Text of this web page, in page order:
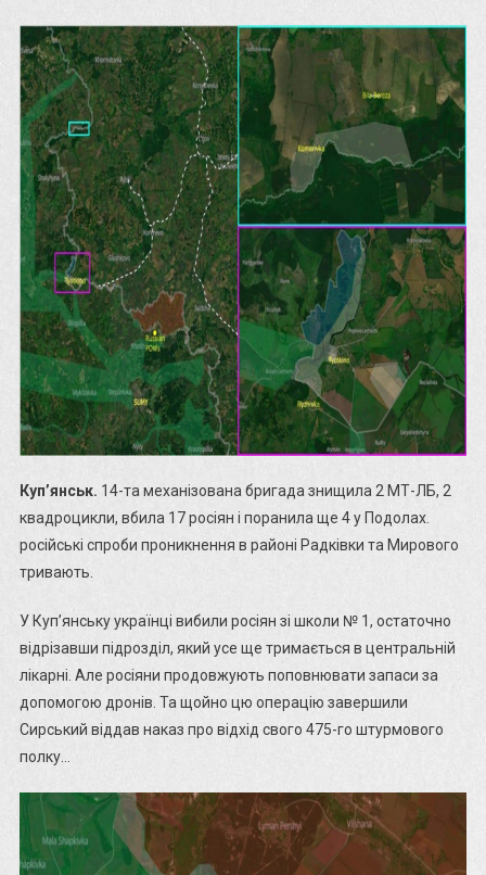
Куп’янськ. 14-та механізована бригада знищила 2 МТ-ЛБ, 2
квадроцикли, вбила 17 росіян і поранила ще 4 у Подолах.
російські спроби проникнення в районі Радківки та Мирового
тривають.
У Куп’янську українці вибили росіян зі школи № 1, остаточно
відрізавши підрозділ, який усе ще тримається в центральній
лікарні. Але росіяни продовжують поповнювати запаси за
допомогою дронів. Та щойно цю операцію завершили
Сирський віддав наказ про відхід свого 475-го штурмового
полку…